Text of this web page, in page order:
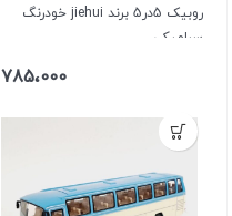
روبیک 5در5 برند jiehui خودرنگ
سرامیکی
785،000